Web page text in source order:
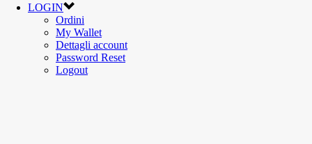
LOGIN
Ordini
My Wallet
Dettagli account
Password Reset
Logout